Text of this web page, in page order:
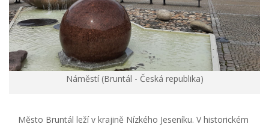
Náměstí (Bruntál - Česká republika)
Město Bruntál leží v krajině Nízkého Jeseníku. V historickém